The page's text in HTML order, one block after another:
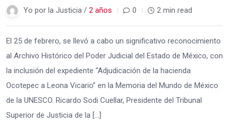
Yo por la Justicia / 2 años 0 2 min read
El 25 de febrero, se llevó a cabo un significativo reconocimiento
al Archivo Histórico del Poder Judicial del Estado de México, con
la inclusión del expediente “Adjudicación de la hacienda
Ocotepec a Leona Vicario” en la Memoria del Mundo de México
de la UNESCO. Ricardo Sodi Cuellar, Presidente del Tribunal
Superior de Justicia de la […]